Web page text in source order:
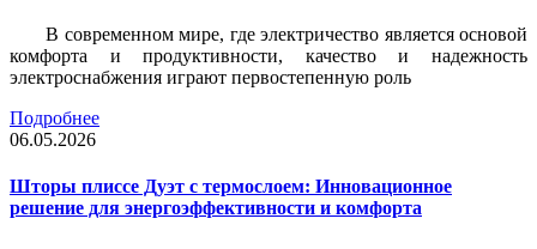
В современном мире, где электричество является основой
комфорта и продуктивности, качество и надежность
электроснабжения играют первостепенную роль
Подробнее
06.05.2026
Шторы плиссе Дуэт с термослоем: Инновационное
решение для энергоэффективности и комфорта